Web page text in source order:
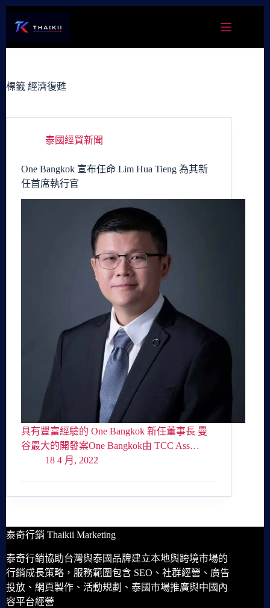
容
標籤 經濟復甦
泰國經貿新聞
One Bangkok 宣布任命 Lim Hua Tieng 為其新
任首席執行官
具有豐富經驗的 One Bangkok 新任董事長 曼
谷最大的開發案One Bangkok由 TCC Ass…
18 4 月, 2022
泰奇行銷 Thaikii Marketing
泰奇行銷協助台灣與泰國品牌建立本地與跨境市場的
行銷成長策略，服務範圍包含 SEO、社群經營、廣告
投放、網頁製作、活動規劃、泰國市場推廣與中國內
容平台經營